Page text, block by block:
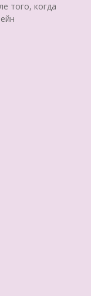
того, когда